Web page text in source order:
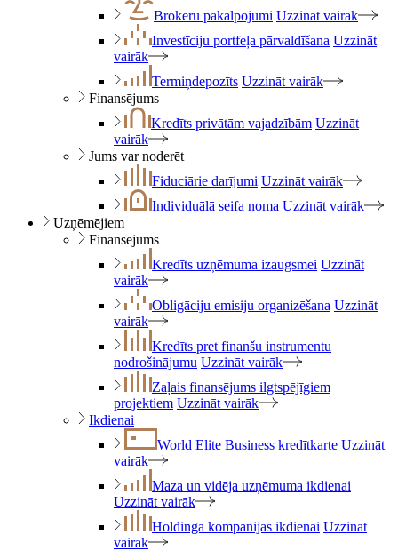
Brokeru pakalpojumi Uzzināt vairāk
Investīciju portfeļa pārvaldīšana Uzzināt
vairāk
Termiņdepozīts Uzzināt vairāk
Finansējums
Kredīts privātām vajadzībām Uzzināt
vairāk
Jums var noderēt
Fiduciārie darījumi Uzzināt vairāk
Individuālā seifa noma Uzzināt vairāk
Uzņēmējiem
Finansējums
Kredīts uzņēmuma izaugsmei Uzzināt
vairāk
Obligāciju emisiju organizēšana Uzzināt
vairāk
Kredīts pret finanšu instrumentu
nodrošinājumu Uzzināt vairāk
Zaļais finansējums ilgtspējīgiem
projektiem Uzzināt vairāk
Ikdienai
World Elite Business kredītkarte Uzzināt
vairāk
Maza un vidēja uzņēmuma ikdienai
Uzzināt vairāk
Holdinga kompānijas ikdienai Uzzināt
vairāk